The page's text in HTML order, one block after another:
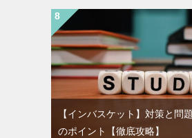
【インバスケット】対策と問
のポイント【徹底攻略】